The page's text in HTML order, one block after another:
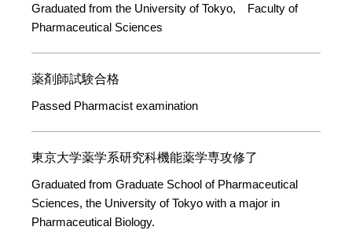
Graduated from the University of Tokyo, Faculty of
Pharmaceutical Sciences
薬剤師試験合格
Passed Pharmacist examination
東京大学薬学系研究科機能薬学専攻修了
Graduated from Graduate School of Pharmaceutical
Sciences, the University of Tokyo with a major in
Pharmaceutical Biology.